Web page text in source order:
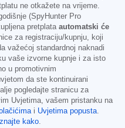
ne otkažete na vrijeme.
(SpyHunter Pro
pretplata automatski će
za registraciju/kupnju, koji
važećoj standardnoj naknadi
vaše izvorne kupnje i za isto
u promotivnim
da ste kontinuirani
pogledajte stranicu za
Uvjetima, vašem pristanku na
i Uvjetima popusta.
kako.